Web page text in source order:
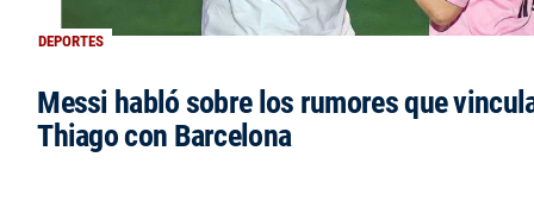
DEPORTES
Messi habló sobre los rumores que
Thiago con Barcelona